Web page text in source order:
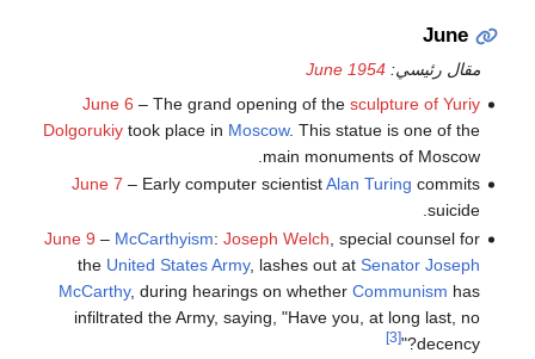
June
مقال رئيسي:June 1954
June 6 – The grand opening of the sculpture of Yuriy
Dolgorukiytook place in Moscow. This statue is one of the
main monuments of Moscow.
June 7 – Early computer scientistAlan Turing commits
suicide.
June 9 – McCarthyism: Joseph Welch , special counsel for
the United States Army, lashes out at Senator Joseph
McCarthy, during hearings on whether Communism has
infiltrated the Army, saying, "Have you, at long last, no
decency?"
[3]